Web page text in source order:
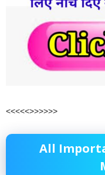
<<<<<>>>>>>
All